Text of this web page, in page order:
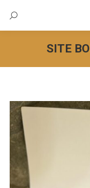
Recherche:
SITE